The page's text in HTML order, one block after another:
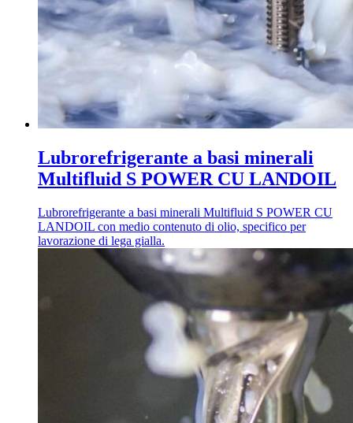
Lubrorefrigerante a basi minerali
Multifluid S POWER CU LANDOIL
Lubrorefrigerante a basi minerali Multifluid S POWER CU
LANDOIL con medio contenuto di olio, specifico per
lavorazione di lega gialla.